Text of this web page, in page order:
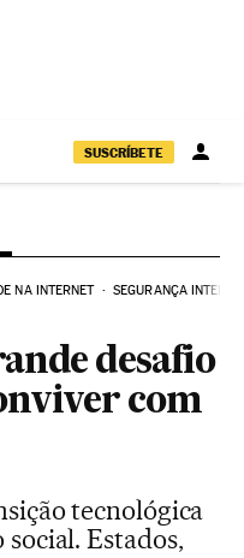
SUSCRÍBETE
NA INTERNET SEGURANÇA
desafio
com
tecnológica
Estados,